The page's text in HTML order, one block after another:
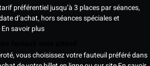
préférentiel jusqu’à 3 places par séances,
d’achat, hors séances spéciales et
En savoir plus
vous choisissez votre fauteuil préféré dans